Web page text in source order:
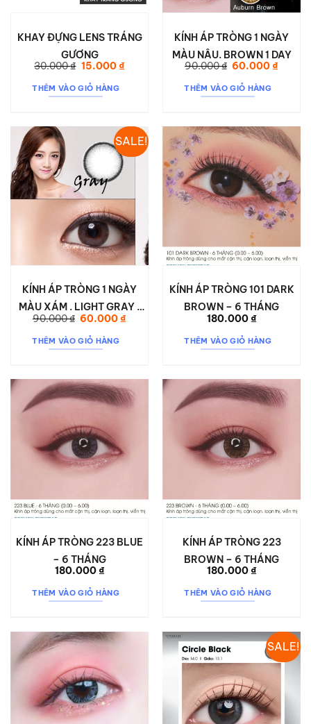
KHAY ĐỰNG LENS TRÁNG
GƯƠNG
30.000₫ Giá
là:
30.000 ₫.
15.000₫Giá
THÊM VÀO GIỎ HÀNG
KÍNH ÁP TRÒNG 1 NGÀY
MÀU NÂU. BROWN 1 DAY
90.000₫ Giá
là:
90.000 ₫.
60.000₫Giá
THÊM VÀO GIỎ HÀNG
SALE!
KÍNH ÁP TRÒNG 1 NGÀY
MÀU XÁM . LIGHT GRAY 1
DAY
90.000₫ Giá
là:
90.000 ₫.
60.000₫Giá
THÊM VÀO GIỎ HÀNG
KÍNH ÁP TRÒNG 101 DARK
BROWN – 6 THÁNG
180.000₫
THÊM VÀO GIỎ HÀNG
KÍNH ÁP TRÒNG 223 BLUE
– 6 THÁNG
180.000₫
THÊM VÀO GIỎ HÀNG
KÍNH ÁP TRÒNG 223
BROWN – 6 THÁNG
180.000₫
THÊM VÀO GIỎ HÀNG
SALE!